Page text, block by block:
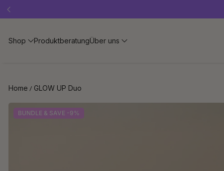
Shop ProduktberatungÜber uns
Home GLOW UP Duo
BUNDLE & SAVE -9%